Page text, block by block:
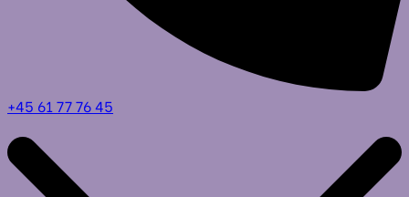
+45 61 77 76 45